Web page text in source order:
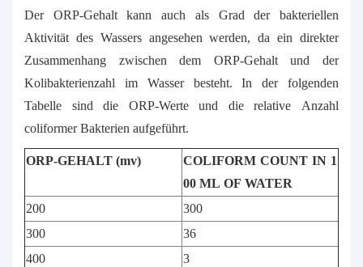
Der ORP-Gehalt kann auch als Grad der bakteriellen
Aktivität des Wassers angesehen werden, da ein direkter
Zusammenhang zwischen dem ORP-Gehalt und der
Kolibakterienzahl im Wasser besteht. In der folgenden
Tabelle sind die ORP-Werte und die relative Anzahl
coliformer Bakterien aufgeführt.
ORP-GEHALT (mv)
COLIFORM COUNT IN 1
00 ML OF WATER
200
300
300
36
400
3